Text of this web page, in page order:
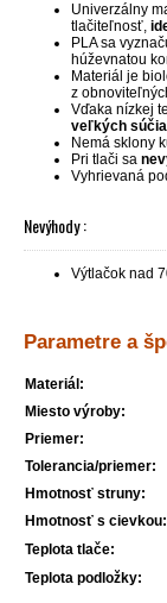
Univerzálny
tlačiteľnosť,
PLA sa
húževnatou
Materiál je
z
Vďaka nízkej
veľkých
Nemá sklony
Pri tlači sa
Vyhrievaná
Nevýhody :
Výtlačok nad
Parametre a
Materiál:
Miesto výroby:
Priemer:
Tolerancia/priemer:
Hmotnosť struny:
Hmotnosť s cievkou:
Teplota tlače:
Teplota podložky: